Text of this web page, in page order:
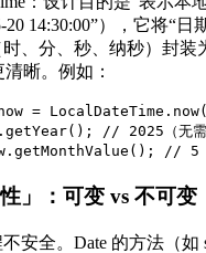
20 14:30:00”），它将“日
时、分、秒、纳秒）封装
晰。例如：
=
// 2025（无需过
// 5（
」：可变 vs 不可变
安全。Date 的方法（如